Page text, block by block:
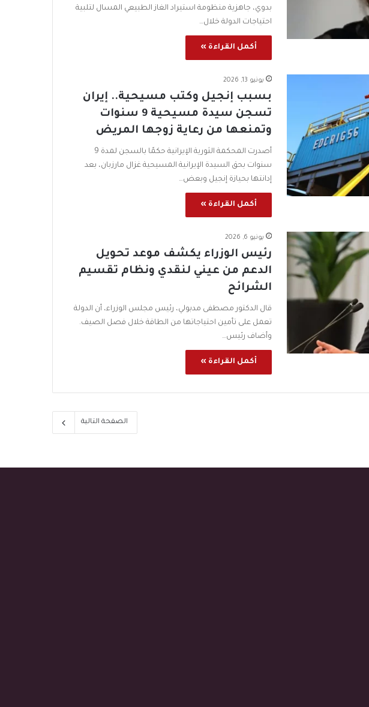
بدوي، جاهزية منظومة استيراد الغاز الطبيعي المسال لتلبية
احتياجات الدولة خلال…
أكمل القراءة »
يونيو 13, 2026
بسبب إنجيل وكتب مسيحية.. إيران
تسجن سيدة مسيحية 9 سنوات
وتمنعها من رعاية زوجها المريض
أصدرت المحكمة الثورية الإيرانية حكمًا بالسجن لمدة 9
سنوات بحق السيدة الإيرانية المسيحية غزال مارزبان، بعد
إدانتها بحيازة إنجيل وبعض…
أكمل القراءة »
يونيو 6, 2026
رئيس الوزراء يكشف موعد تحويل
الدعم من عيني لنقدي ونظام تقسيم
الشرائح
قال الدكتور مصطفى مدبولي، رئيس مجلس الوزراء، أن الدولة
تعمل على تأمين احتياجاتها من الطاقة خلال فصل الصيف.
وأضاف رئيس…
أكمل القراءة »
الصفحة التالية